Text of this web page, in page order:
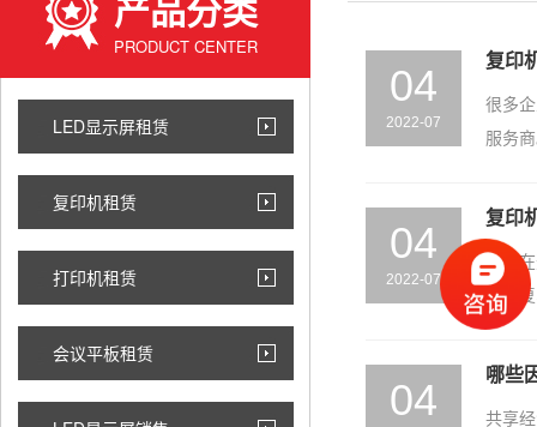
PRODUCT CENTER
LED显示屏租赁
复印机租赁
打印机租赁
会议平板租赁
04
2022-07
复印
很多
服务
04
2022-07
复印
企业
解：
04
哪些
共享